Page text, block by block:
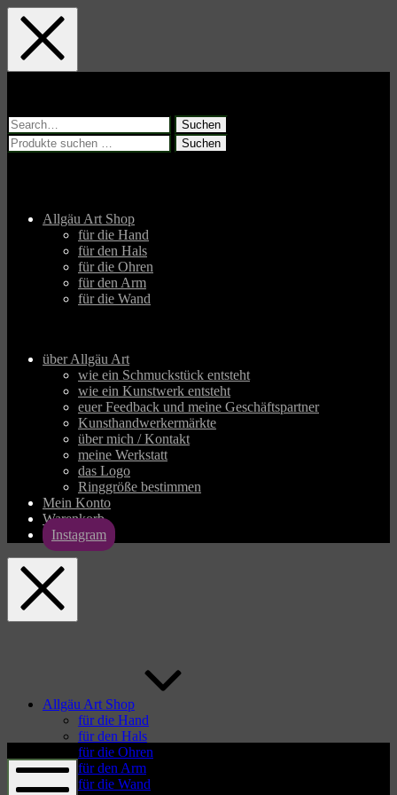
Skip
main
navigation
Skip
main
content
Skip
footer
Suchen
nach:
Suchen
Allgäu Art Shop
für die Hand
für den Hals
für die Ohren
für den Arm
für die Wand
über Allgäu Art
wie ein Schmuckstück entsteht
wie ein Kunstwerk entsteht
euer Feedback und meine Geschäftspartner
Kunsthandwerkermärkte
über mich / Kontakt
meine Werkstatt
das Logo
Ringgröße bestimmen
Mein Konto
Warenkorb
Instagram
Allgäu Art Shop
für die Hand
für den Hals
für die Ohren
für den Arm
für die Wand
art.com